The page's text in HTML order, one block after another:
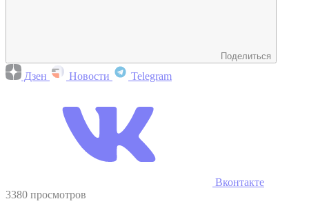
Поделиться
Дзен Новости Telegram
Вконтакте
3380 просмотров